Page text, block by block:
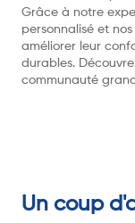
Grâce à notre
personnalisé et
améliorer leur
durables.
communauté
Un coup